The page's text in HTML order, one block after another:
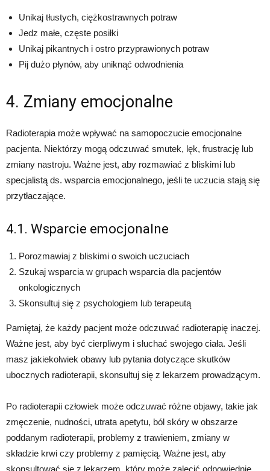
Unikaj tłustych, ciężkostrawnych potraw
Jedz małe, częste posiłki
Unikaj pikantnych i ostro przyprawionych potraw
Pij dużo płynów, aby uniknąć odwodnienia
4. Zmiany emocjonalne
Radioterapia może wpływać na samopoczucie emocjonalne
pacjenta. Niektórzy mogą odczuwać smutek, lęk, frustrację lub
zmiany nastroju. Ważne jest, aby rozmawiać z bliskimi lub
specjalistą ds. wsparcia emocjonalnego, jeśli te uczucia stają się
przytłaczające.
4.1. Wsparcie emocjonalne
Porozmawiaj z bliskimi o swoich uczuciach
Szukaj wsparcia w grupach wsparcia dla pacjentów
onkologicznych
Skonsultuj się z psychologiem lub terapeutą
Pamiętaj, że każdy pacjent może odczuwać radioterapię inaczej.
Ważne jest, aby być cierpliwym i słuchać swojego ciała. Jeśli
masz jakiekolwiek obawy lub pytania dotyczące skutków
ubocznych radioterapii, skonsultuj się z lekarzem prowadzącym.
Po radioterapii człowiek może odczuwać różne objawy, takie jak
zmęczenie, nudności, utrata apetytu, ból skóry w obszarze
poddanym radioterapii, problemy z trawieniem, zmiany w
składzie krwi czy problemy z pamięcią. Ważne jest, aby
skonsultować się z lekarzem, który może zalecić odpowiednie